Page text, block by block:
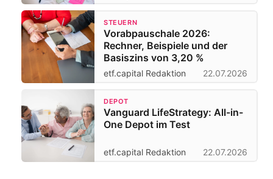
STEUERN
Vorabpauschale 2026:
Rechner, Beispiele und der
Basiszins von 3,20 %
etf.capital Redaktion 22.07.2026
DEPOT
Vanguard LifeStrategy: All-in-
One Depot im Test
etf.capital Redaktion 22.07.2026